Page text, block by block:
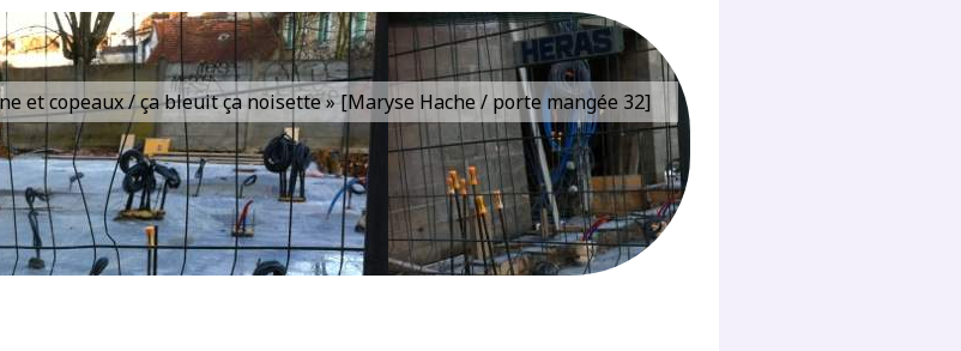
et copeaux / ça bleuit ça noisette » [Maryse Hache / porte mangée 32]